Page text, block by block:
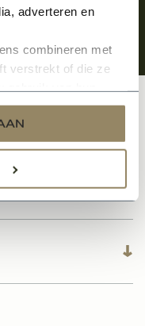
adverteren en
combineren met
verstrekt of die ze